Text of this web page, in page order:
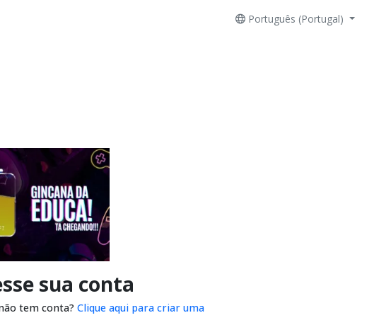
Português (Portugal)
sua conta
tem conta? Clique aqui para criar uma